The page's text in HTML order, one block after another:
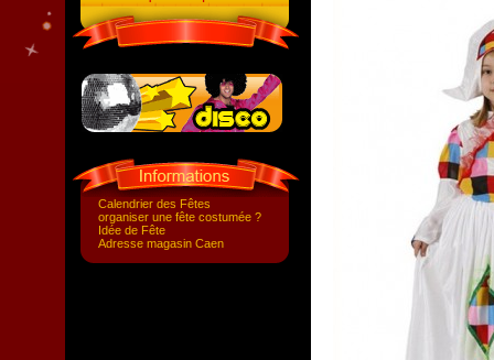
Calendrier des Fêtes
organiser une fête costumée ?
Idée de Fête
Adresse magasin Caen